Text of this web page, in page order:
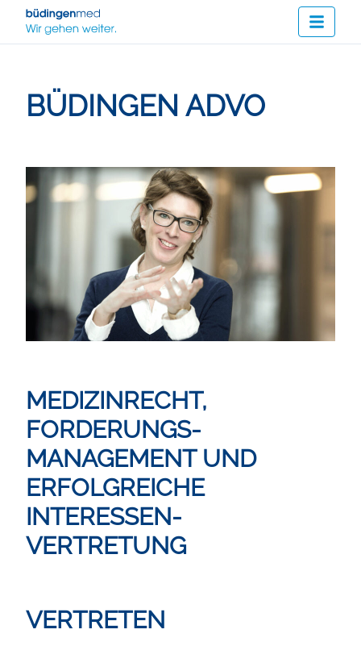
BÜDINGEN ADVO
MEDIZINRECHT,
FORDERUNGS-
MANAGEMENT UND
ERFOLGREICHE
INTERESSEN-
VERTRETUNG
VERTRETEN